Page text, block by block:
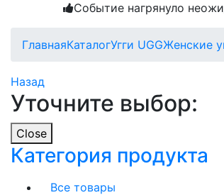
Событие нагрянуло
ГлавнаяКаталогУгги UGGЖенские
Назад
Уточните выбор:
Close
Категория продукта
Все товары